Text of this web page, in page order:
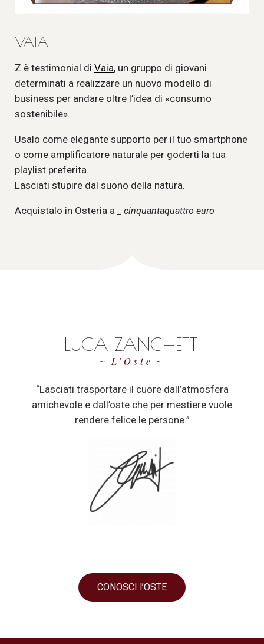
VAIA
Z è testimonial di Vaia, un gruppo di giovani
determinati a realizzare un nuovo modello di
business per andare oltre l’idea di «consumo
sostenibile».
Usalo come elegante supporto per il tuo smartphone
o come amplificatore naturale per goderti la tua
playlist preferita.
Lasciati stupire dal suono della natura.
Acquistalo in Osteria a _ cinquantaquattro euro
LUCA ZANCHETTI
L’Oste
“Lasciati trasportare il cuore dall’atmosfera
amichevole e dall’oste che per mestiere vuole
rendere felice le persone.”
CONOSCI l’OSTE